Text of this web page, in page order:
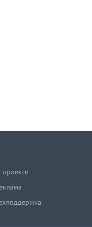
проекте